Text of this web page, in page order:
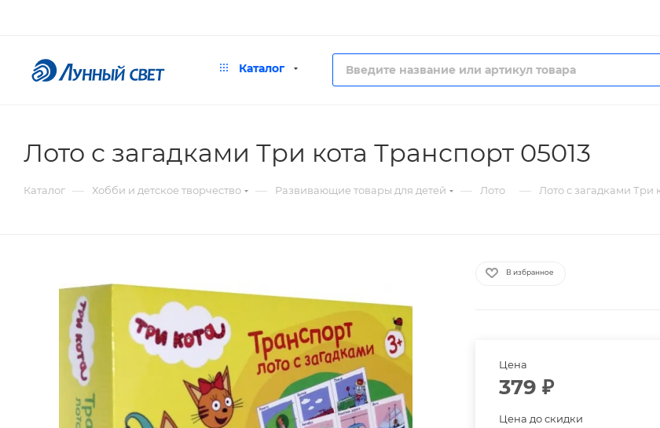
Каталог
Лото с загадками Три кота Транспорт 05013
Каталог — Хобби и детское творчество — Развивающие товары для детей — Лото — Лото с загадками Три
В избранное
Цена
379 ₽
Цена до скидки